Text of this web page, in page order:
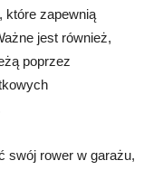
które zapewnią
jest również,
poprzez
swój rower w garażu,